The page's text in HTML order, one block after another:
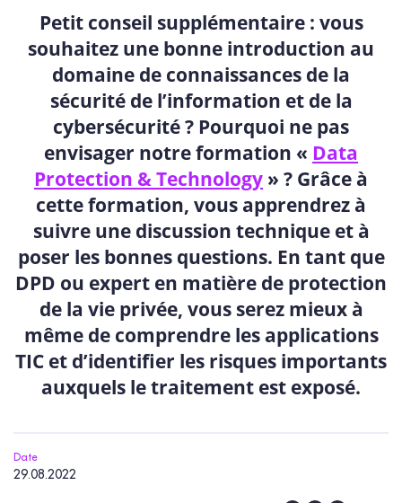
Petit conseil supplémentaire : vous
souhaitez une bonne introduction au
domaine de connaissances de la
sécurité de l’information et de la
cybersécurité ? Pourquoi ne pas
envisager notre formation « Data
Protection & Technology » ? Grâce à
cette formation, vous apprendrez à
suivre une discussion technique et à
poser les bonnes questions. En tant que
DPD ou expert en matière de protection
de la vie privée, vous serez mieux à
même de comprendre les applications
TIC et d’identifier les risques importants
auxquels le traitement est exposé.
Date
29.08.2022